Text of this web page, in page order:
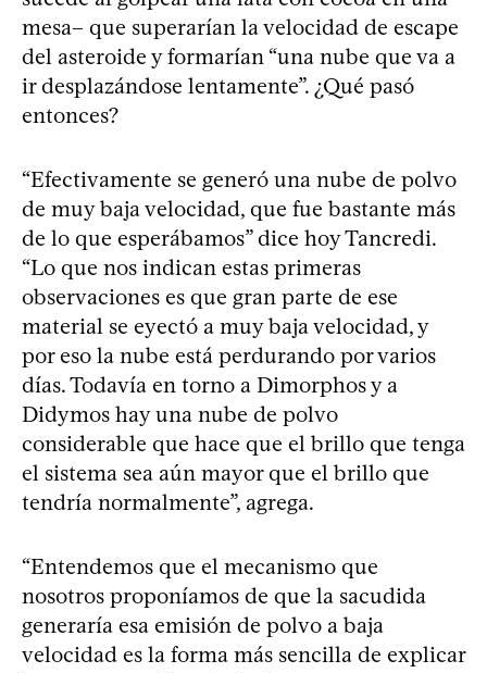
mesa– que superarían la velocidad de escape
del asteroide y formarían “una nube que va a
ir desplazándose lentamente”. ¿Qué pasó
entonces?
“Efectivamente se generó una nube de polvo
de muy baja velocidad, que fue bastante más
de lo que esperábamos” dice hoy Tancredi.
“Lo que nos indican estas primeras
observaciones es que gran parte de ese
material se eyectó a muy baja velocidad, y
por eso la nube está perdurando por varios
días. Todavía en torno a Dimorphos y a
Didymos hay una nube de polvo
considerable que hace que el brillo que tenga
el sistema sea aún mayor que el brillo que
tendría normalmente”, agrega.
“Entendemos que el mecanismo que
nosotros proponíamos de que la sacudida
generaría esa emisión de polvo a baja
velocidad es la forma más sencilla de explicar